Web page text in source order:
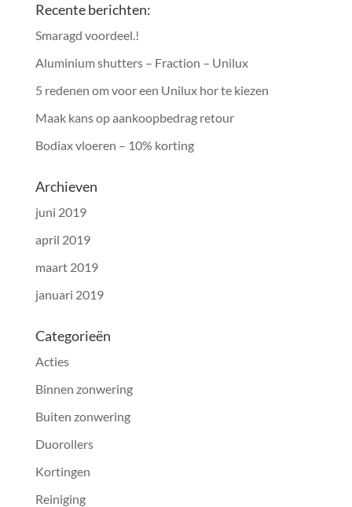
Recente berichten:
Smaragd voordeel.!
Aluminium shutters – Fraction – Unilux
5 redenen om voor een Unilux hor te kiezen
Maak kans op aankoopbedrag retour
Bodiax vloeren – 10% korting
Archieven
juni 2019
april 2019
maart 2019
januari 2019
Categorieën
Acties
Binnen zonwering
Buiten zonwering
Duorollers
Kortingen
Reiniging